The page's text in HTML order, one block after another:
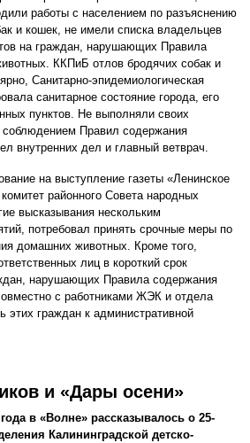
работы с населением по разъяснению
и кошек, не имели списка владельцев
на граждан, нарушающих Правила
ККПиБ отлов бродячих собак и
Санитарно-эпидемиологическая
санитарное состояние города, его
пунктов. Не выполняли своих
Правил содержания
внутренних дел и главный ветврач.
на выступление газеты «Ленинское
районного Совета народных
высказывания нескольким
потребовал принять срочные меры по
домашних животных. Кроме того,
лиц в короткий срок
нарушающих Правила содержания
с работниками ЖЭК и отдела
этих граждан к административной
и «Дары осени»
в «Волне» рассказывалось о 25-
Калининградской детско-